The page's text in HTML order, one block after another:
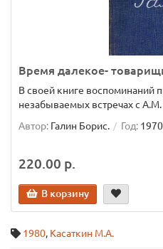
Время далекое-
В своей книге воспоминаний
незабываемых встречах с
Автор: Галин Борис. Год: 1970
220.00 р.
В корзину
1980, Касаткин М.А.